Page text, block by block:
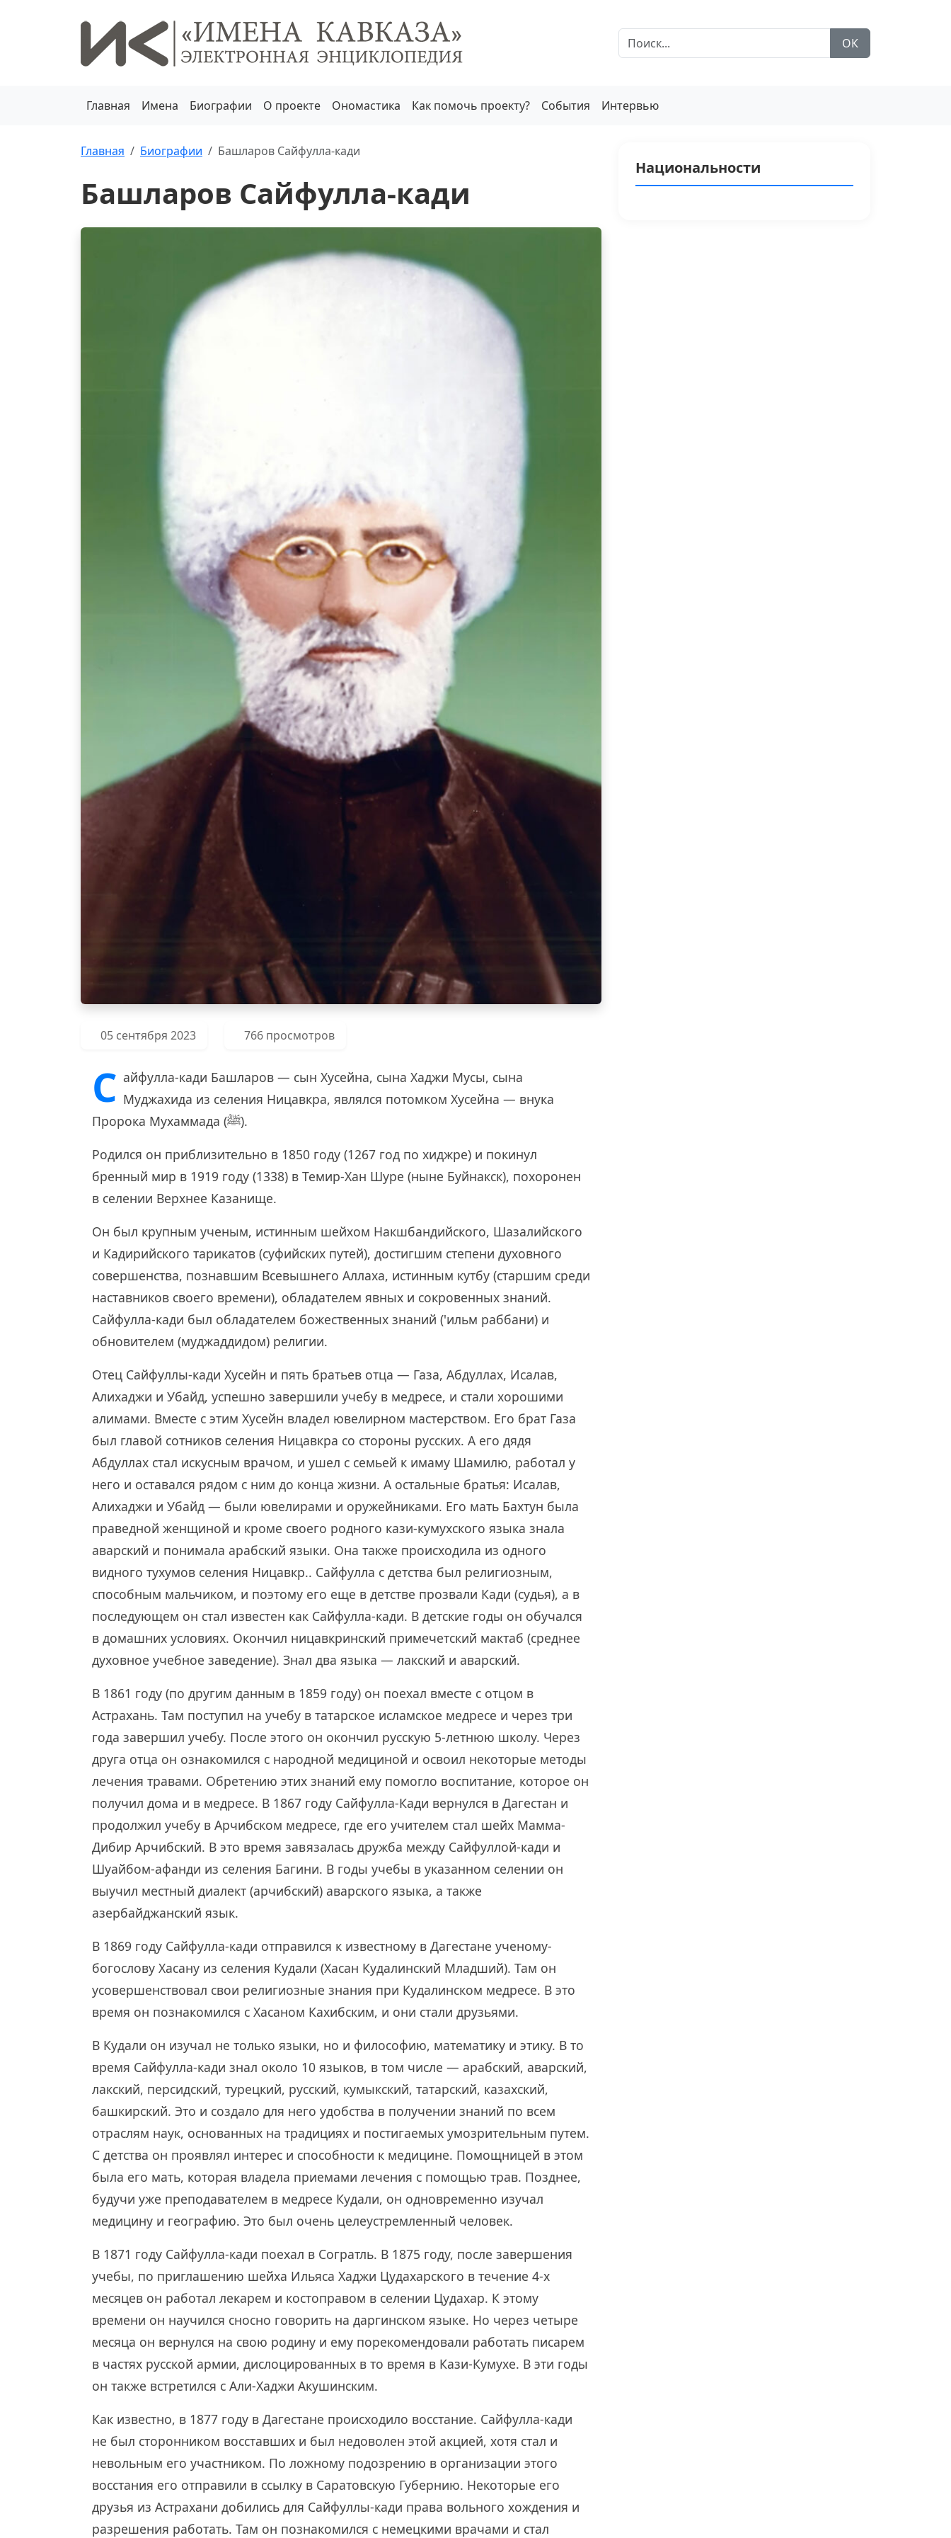
ОК
Главная Имена Биографии О проекте Ономастика Как помочь проекту? События Интервью
Главная Биографии Башларов Сайфулла-кади
Башларов Сайфулла-кади
05 сентября 2023 766 просмотров
С айфулла-кади Башларов — сын Хусейна, сына Хаджи Мусы, сына
Муджахида из селения Ницавкра, являлся потомком Хусейна — внука
Пророка Мухаммада (ﷺ).
Родился он приблизительно в 1850 году (1267 год по хиджре) и покинул
бренный мир в 1919 году (1338) в Темир-Хан Шуре (ныне Буйнакск), похоронен
в селении Верхнее Казанище.
Он был крупным ученым, истинным шейхом Накшбандийского, Шазалийского
и Кадирийского тарикатов (суфийских путей), достигшим степени духовного
совершенства, познавшим Всевышнего Аллаха, истинным кутбу (старшим среди
наставников своего времени), обладателем явных и сокровенных знаний.
Сайфулла-кади был обладателем божественных знаний ('ильм раббани) и
обновителем (муджаддидом) религии.
Отец Сайфуллы-кади Хусейн и пять братьев отца — Газа, Абдуллах, Исалав,
Алихаджи и Убайд, успешно завершили учебу в медресе, и стали хорошими
алимами. Вместе с этим Хусейн владел ювелирном мастерством. Его брат Газа
был главой сотников селения Ницавкра со стороны русских. А его дядя
Абдуллах стал искусным врачом, и ушел с семьей к имаму Шамилю, работал у
него и оставался рядом с ним до конца жизни. А остальные братья: Исалав,
Алихаджи и Убайд — были ювелирами и оружейниками. Его мать Бахтун была
праведной женщиной и кроме своего родного кази-кумухского языка знала
аварский и понимала арабский языки. Она также происходила из одного
видного тухумов селения Ницавкр.. Сайфулла с детства был религиозным,
способным мальчиком, и поэтому его еще в детстве прозвали Кади (судья), а в
последующем он стал известен как Сайфулла-кади. В детские годы он обучался
в домашних условиях. Окончил ницавкринский примечетский мактаб (среднее
духовное учебное заведение). Знал два языка — лакский и аварский.
В 1861 году (по другим данным в 1859 году) он поехал вместе с отцом в
Астрахань. Там поступил на учебу в татарское исламское медресе и через три
года завершил учебу. После этого он окончил русскую 5-летнюю школу. Через
друга отца он ознакомился с народной медициной и освоил некоторые методы
лечения травами. Обретению этих знаний ему помогло воспитание, которое он
получил дома и в медресе. В 1867 году Сайфулла-Кади вернулся в Дагестан и
продолжил учебу в Арчибском медресе, где его учителем стал шейх Мамма-
Дибир Арчибский. В это время завязалась дружба между Сайфуллой-кади и
Шуайбом-афанди из селения Багини. В годы учебы в указанном селении он
выучил местный диалект (арчибский) аварского языка, а также
азербайджанский язык.
В 1869 году Сайфулла-кади отправился к известному в Дагестане ученому-
богослову Хасану из селения Кудали (Хасан Кудалинский Младший). Там он
усовершенствовал свои религиозные знания при Кудалинском медресе. В это
время он познакомился с Хасаном Кахибским, и они стали друзьями.
В Кудали он изучал не только языки, но и философию, математику и этику. В то
время Сайфулла-кади знал около 10 языков, в том числе — арабский, аварский,
лакский, персидский, турецкий, русский, кумыкский, татарский, казахский,
башкирский. Это и создало для него удобства в получении знаний по всем
отраслям наук, основанных на традициях и постигаемых умозрительным путем.
С детства он проявлял интерес и способности к медицине. Помощницей в этом
была его мать, которая владела приемами лечения с помощью трав. Позднее,
будучи уже преподавателем в медресе Кудали, он одновременно изучал
медицину и географию. Это был очень целеустремленный человек.
В 1871 году Сайфулла-кади поехал в Согратль. В 1875 году, после завершения
учебы, по приглашению шейха Ильяса Хаджи Цудахарского в течение 4-х
месяцев он работал лекарем и костоправом в селении Цудахар. К этому
времени он научился сносно говорить на даргинском языке. Но через четыре
месяца он вернулся на свою родину и ему порекомендовали работать писарем
в частях русской армии, дислоцированных в то время в Кази-Кумухе. В эти годы
он также встретился с Али-Хаджи Акушинским.
Как известно, в 1877 году в Дагестане происходило восстание. Сайфулла-кади
не был сторонником восставших и был недоволен этой акцией, хотя стал и
невольным его участником. По ложному подозрению в организации этого
восстания его отправили в ссылку в Саратовскую Губернию. Некоторые его
друзья из Астрахани добились для Сайфуллы-кади права вольного хождения и
разрешения работать. Там он познакомился с немецкими врачами и стал
Национальности